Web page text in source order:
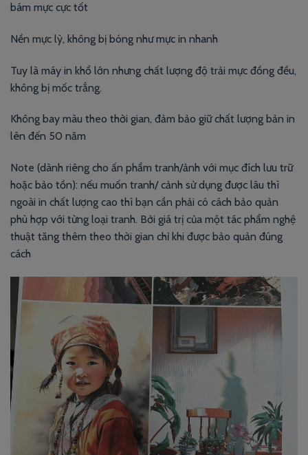
bám mực cực tốt
Nền mực lỳ, không bị bóng như mực in nhanh
Tuy là máy in khổ lớn nhưng chất lượng độ trải mực đồng đều,
không bị mốc trắng.
Không bay màu theo thời gian, đảm bảo giữ chất lượng bản in
lên đến 50 năm
Note (dành riêng cho ấn phẩm tranh/ảnh với mục đích lưu trữ
hoặc bảo tồn): nếu muốn tranh/ cảnh sử dụng được lâu thì
ngoài in chất lượng cao thì bạn cần phải có cách bảo quản
phù hợp với từng loại tranh. Bởi giá trị của một tác phẩm nghệ
thuật tăng thêm theo thời gian chỉ khi được bảo quản đúng
cách